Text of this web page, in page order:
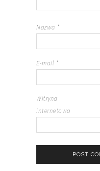
Nazwa *
E-mail *
Witryna
internetowa